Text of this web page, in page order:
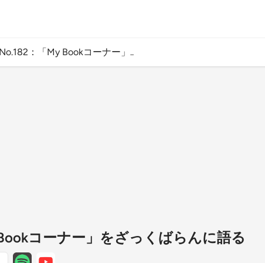
No.182：「My Bookコーナー」..
コーナー」をざっくばらんに語る